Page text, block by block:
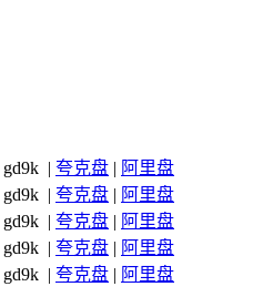
gd9k | 夸克盘 | 阿里盘
gd9k | 夸克盘 | 阿里盘
gd9k | 夸克盘 | 阿里盘
gd9k | 夸克盘 | 阿里盘
gd9k | 夸克盘 | 阿里盘